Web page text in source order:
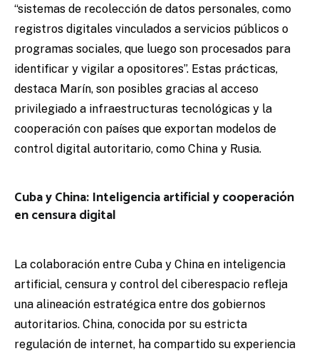
“sistemas de recolección de datos personales, como
registros digitales vinculados a servicios públicos o
programas sociales, que luego son procesados para
identificar y vigilar a opositores”. Estas prácticas,
destaca Marín, son posibles gracias al acceso
privilegiado a infraestructuras tecnológicas y la
cooperación con países que exportan modelos de
control digital autoritario, como China y Rusia.
Cuba y China: Inteligencia artificial y cooperación
en censura digital
La colaboración entre Cuba y China en inteligencia
artificial, censura y control del ciberespacio refleja
una alineación estratégica entre dos gobiernos
autoritarios. China, conocida por su estricta
regulación de internet, ha compartido su experiencia